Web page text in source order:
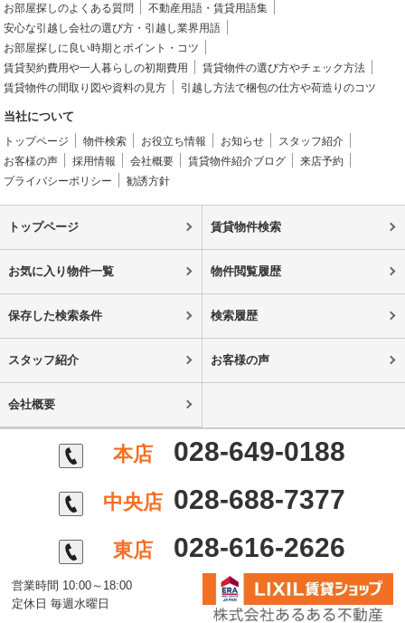
お部屋探しのよくある質問
不動産用語・賃貸用語集
安心な引越し会社の選び方・引越し業界用語
お部屋探しに良い時期とポイント・コツ
賃貸契約費用や一人暮らしの初期費用
賃貸物件の選び方やチェック方法
賃貸物件の間取り図や資料の見方
引越し方法で梱包の仕方や荷造りのコツ
当社について
トップページ 物件検索 お役立ち情報 お知らせ
スタッフ紹介
お客様の声
採用情報 会社概要 賃貸物件紹介ブログ
来店予約
プライバシーポリシー
勧誘方針
トップページ 賃貸物件検索
お気に入り物件一覧 物件閲覧履歴
保存した検索条件 検索履歴
スタッフ紹介 お客様の声
会社概要
本店 028-649-0188
中央店 028-688-7377
東店 028-616-2626
営業時間 10:00～18:00
定休日 毎週水曜日